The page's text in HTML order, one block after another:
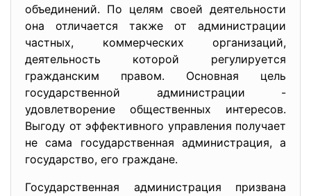
объединений. По целям своей деятельности
она отличается также от администрации
частных, коммерческих организаций,
деятельность которой регулируется
гражданским правом. Основная цель
государственной администрации -
удовлетворение общественных интересов.
Выгоду от эффективного управления получает
не сама государственная администрация, а
государство, его граждане.
Государственная администрация призвана